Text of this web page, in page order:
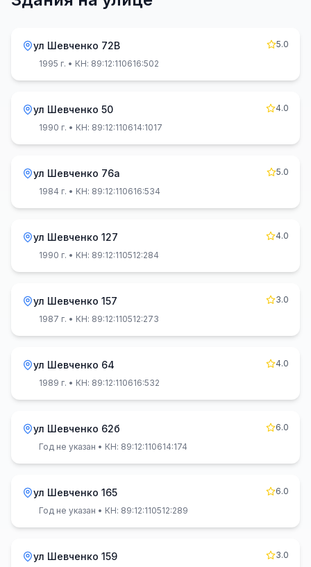
ул Шевченко 72В
5.0
1995 г. • КН: 89:12:110616:502
ул Шевченко 50
4.0
1990 г. • КН: 89:12:110614:1017
ул Шевченко 76а
5.0
1984 г. • КН: 89:12:110616:534
ул Шевченко 127
4.0
1990 г. • КН: 89:12:110512:284
ул Шевченко 157
3.0
1987 г. • КН: 89:12:110512:273
ул Шевченко 64
4.0
1989 г. • КН: 89:12:110616:532
ул Шевченко 62б
6.0
Год не указан • КН: 89:12:110614:174
ул Шевченко 165
6.0
Год не указан • КН: 89:12:110512:289
ул Шевченко 159
3.0